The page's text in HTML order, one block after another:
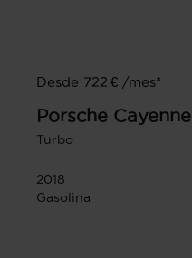
Desde 722 € /mes*
Porsche Cayenne
Turbo
2018
Gasolina